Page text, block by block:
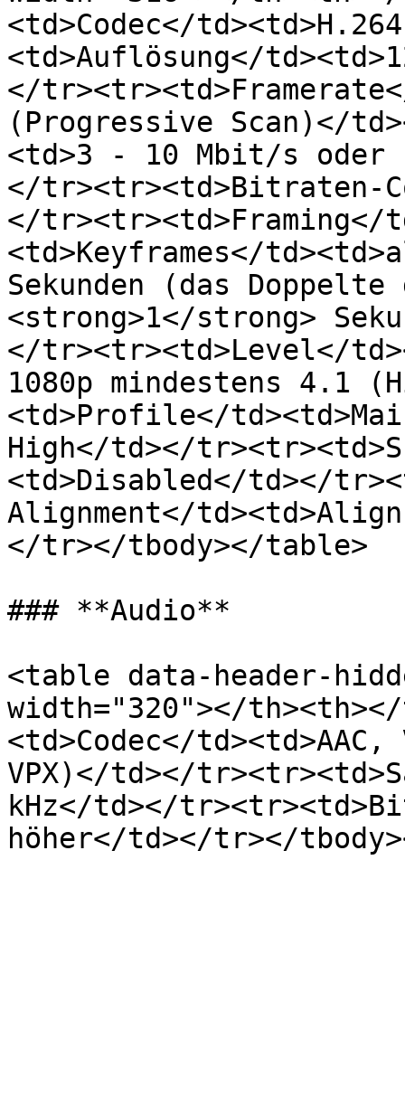
<td>Codec</
<td>Auflösung</
</
(Progressive Scan)</
<td>3 - 10 Mbit/s oder
</tr><tr><td>Bitraten-
</tr><tr><td>Framing</
<td>Keyframes</
Sekunden (das
<strong>1</strong>
</tr><tr><td>Level</
1080p mindestens 4.1
<td>Profile</
High</td></
<td>Disabled</td></
Alignment</
</tr></tbody></table>
### **Audio**
<table data-header-
width="320"></
<td>Codec</
VPX)</td></
kHz</td></